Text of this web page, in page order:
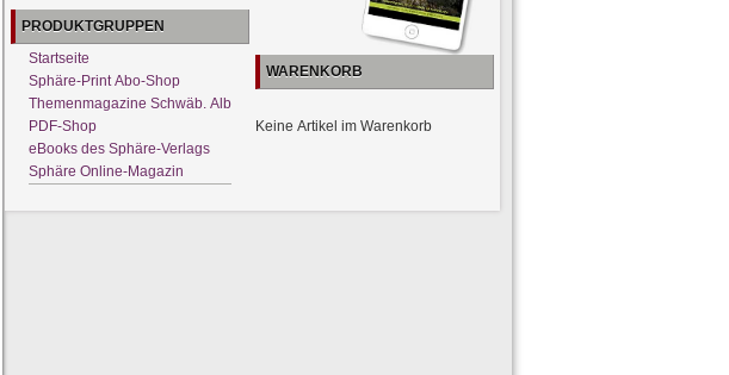
PRODUKTGRUPPEN
Startseite
Sphäre-Print Abo-Shop
Themenmagazine Schwäb. Alb
PDF-Shop
eBooks des Sphäre-Verlags
Sphäre Online-Magazin
WARENKORB
Keine Artikel im Warenkorb